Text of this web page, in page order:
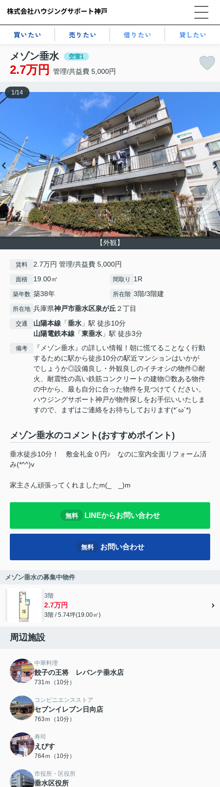
買いたい 売りたい 借りたい 貸したい
メゾン垂水 空室1
2.7万円 管理/共益費 5,000円
【外観】
1/14
賃料 2.7万円 管理/共益費 5,000円
面積 19.00㎡ 間取り 1R
築年数 築38年 所在階 3階/3階建
所在地 兵庫県神戸市垂水区泉が丘 ２丁目
交通 山陽本線 「垂水 」駅 徒歩10分
山陽電鉄本線 「東垂水 」駅 徒歩3分
備考
『メゾン垂水』の詳しい情報！朝に慌てることなく行動
するために駅から徒歩10分の駅近マンションはいかが
でしょうか◎設備良し・外観良しのイチオシの物件◎耐
火、耐震性の高い鉄筋コンクリートの建物◎数ある物件
の中から、最も自分に合った物件を見つけてください。
ハウジングサポート神戸が物件探しをお手伝いいたしま
すので、まずはご連絡をお待ちしております(*´ω`*)
メゾン垂水のコメント(おすすめポイント)
垂水徒歩10分！ 敷金礼金０円♪ なのに室内全面リフォーム済
み(*^^)v
家主さん頑張ってくれましたm(_ _)m
無料 LINEからお問い合わせ
無料 お問い合わせ
メゾン垂水の募集中物件
3階
2.7万円
3階 / 5.74坪(19.00㎡)
周辺施設
中華料理
餃子の王将 レバンテ垂水店
731ｍ（10分）
コンビニエンスストア
セブンイレブン日向店
763ｍ（10分）
寿司
えびす
764ｍ（10分）
市役所・区役所
垂水区役所